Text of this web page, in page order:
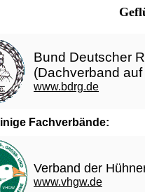
Bund Deutscher
(Dachverband
www.bdrg.de
Fachverbände:
Verband der
www.vhgw.de